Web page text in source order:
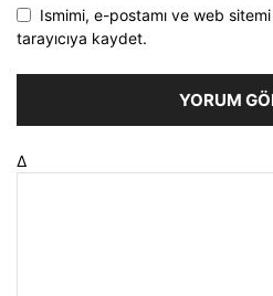
Ismimi, e-postamı ve web
tarayıcıya kaydet.
Δ